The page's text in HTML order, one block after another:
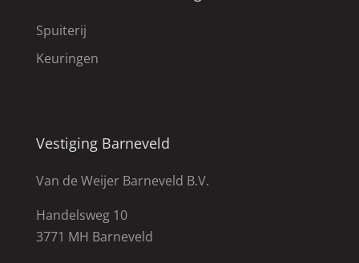
Spuiterij
Keuringen
Vestiging Barneveld
Van de Weijer Barneveld B.V.
Handelsweg 10
3771 MH Barneveld